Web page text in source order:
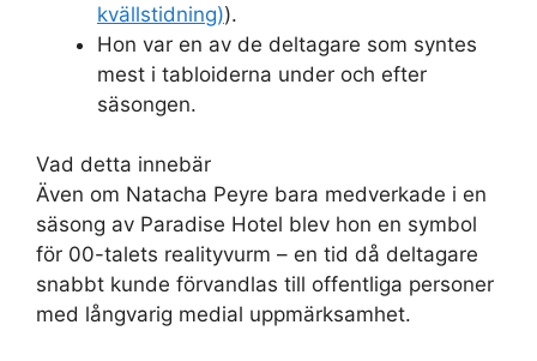
kvällstidning)).
Hon var en av de deltagare som syntes
mest i tabloiderna under och efter
säsongen.
Vad detta innebär
Även om Natacha Peyre bara medverkade i en
säsong av Paradise Hotel blev hon en symbol
för 00-talets realityvurm – en tid då deltagare
snabbt kunde förvandlas till offentliga personer
med långvarig medial uppmärksamhet.